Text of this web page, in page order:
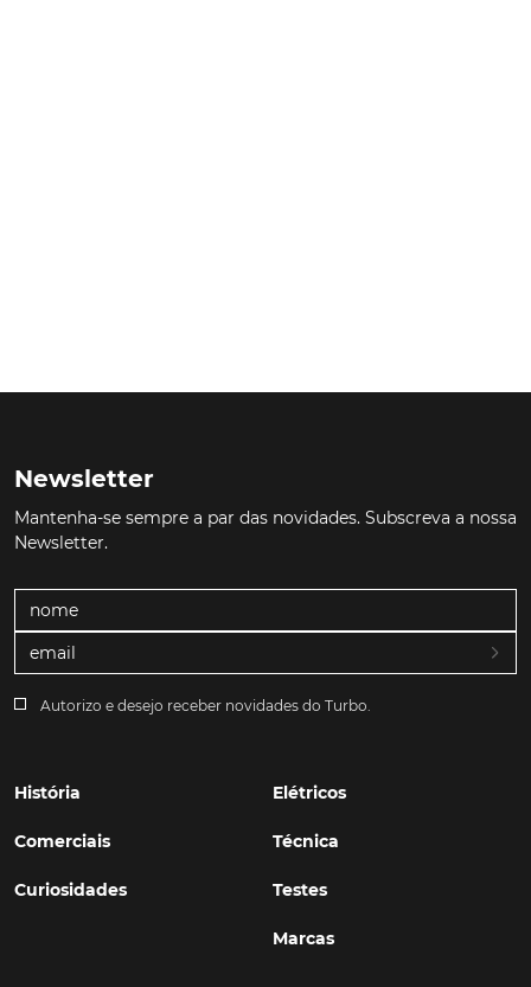
Newsletter
Mantenha-se sempre a par das novidades. Subscreva a nossa
Newsletter.
Autorizo e desejo receber novidades do Turbo.
História
Comerciais
Curiosidades
Elétricos
Técnica
Testes
Marcas